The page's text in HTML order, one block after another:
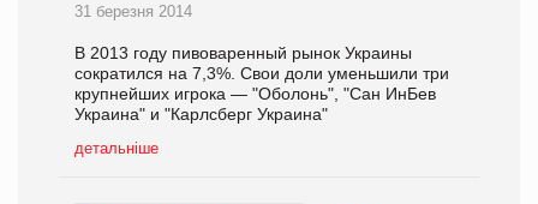
31 березня 2014
В 2013 году пивоваренный рынок Украины
сократился на 7,3%. Свои доли уменьшили три
крупнейших игрока — "Оболонь", "Сан ИнБев
Украина" и "Карлсберг Украина"
детальніше